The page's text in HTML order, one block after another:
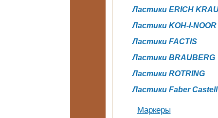
Ластики ERICH
Ластики KOH-I-NOOR
Ластики FACTIS
Ластики BRAUBERG
Ластики ROTRING
Ластики Faber Castell
Маркеры